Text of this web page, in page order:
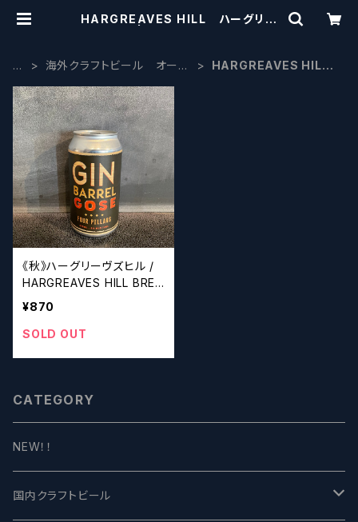
HARGREAVES HILL ハーグリー
H
M
E
海外クラフトビール オース
HARGREAVES HILL
《秋》ハーグリーヴズヒル /
HARGREAVES HILL BRE
WERY COMPANY Gin B
¥870
SOLD OUT
CATEGORY
NEW！！
国内クラフトビール